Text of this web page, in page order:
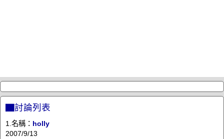
▇討論列表
1.名稱： holly
2007/9/13